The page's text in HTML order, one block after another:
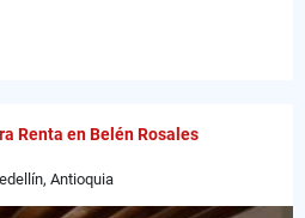
Renta en Belén Rosales
Antioquia